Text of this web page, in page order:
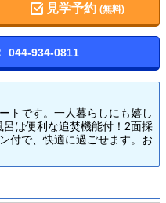
見学予約(無料)
044-934-0811
トです。一人暮らしにも嬉し
は便利な追焚機能付！2面採
付で、快適に過ごせます。お